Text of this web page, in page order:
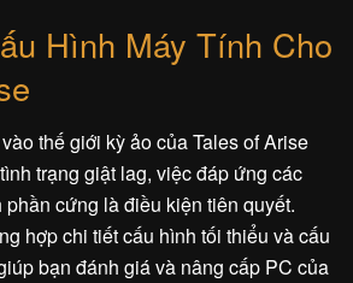
Hình Máy Tính Cho
thế giới kỳ ảo của Tales of Arise
trạng giật lag, việc đáp ứng các
cứng là điều kiện tiên quyết.
hợp chi tiết cấu hình tối thiểu và cấu
bạn đánh giá và nâng cấp PC của